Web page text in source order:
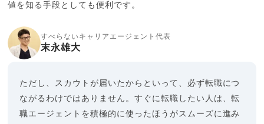
値を知る手段としても便利です。
すべらないキャリアエージェント代表
末永雄大
ただし、スカウトが届いたからといって、必ず転職につ
ながるわけではありません。すぐに転職したい人は、転
職エージェントを積極的に使ったほうがスムーズに進み